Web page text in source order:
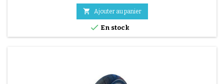
 Ajouter au panier
 En stock